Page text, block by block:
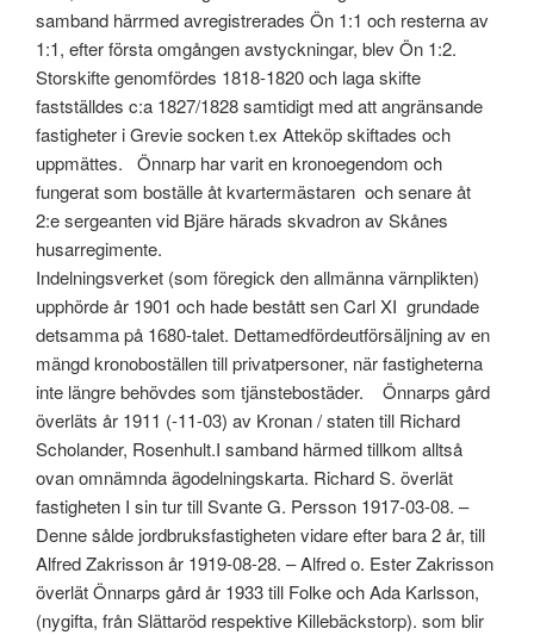
samband härrmed avregistrerades Ön 1:1 och resterna av
1:1, efter första omgången avstyckningar, blev Ön 1:2.
Storskifte genomfördes 1818-1820 och laga skifte
fastställdes c:a 1827/1828 samtidigt med att angränsande
fastigheter i Grevie socken t.ex Atteköp skiftades och
uppmättes. Önnarp har varit en kronoegendom och
fungerat som boställe åt kvartermästaren och senare åt
2:e sergeanten vid Bjäre härads skvadron av Skånes
husarregimente.
Indelningsverket (som föregick den allmänna värnplikten)
upphörde år 1901 och hade bestått sen Carl XI grundade
detsamma på 1680-talet. Dettamedfördeutförsäljning av en
mängd kronoboställen till privatpersoner, när fastigheterna
inte längre behövdes som tjänstebostäder. Önnarps gård
överläts år 1911 (-11-03) av Kronan / staten till Richard
Scholander, Rosenhult.I samband härmed tillkom alltså
ovan omnämnda ägodelningskarta. Richard S. överlät
fastigheten I sin tur till Svante G. Persson 1917-03-08. –
Denne sålde jordbruksfastigheten vidare efter bara 2 år, till
Alfred Zakrisson år 1919-08-28. – Alfred o. Ester Zakrisson
överlät Önnarps gård år 1933 till Folke och Ada Karlsson,
(nygifta, från Slättaröd respektive Killebäckstorp). som blir